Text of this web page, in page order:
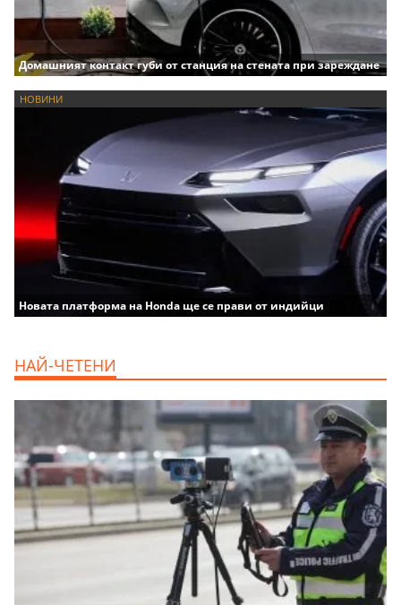
Домашният контакт губи от станция на стената при зареждане
НОВИНИ
Новата платформа на Honda ще се прави от индийци
НАЙ-ЧЕТЕНИ